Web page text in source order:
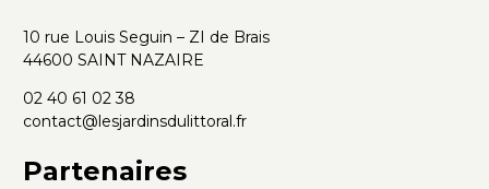
10 rue Louis Seguin – ZI de Brais
44600 SAINT NAZAIRE
02 40 61 02 38
contact@lesjardinsdulittoral.fr
Partenaires